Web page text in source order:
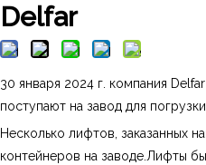
Delfar
30 января 2024 г. компания
поступают на завод для
Несколько лифтов, заказанных
контейнеров на заводе.Лифты